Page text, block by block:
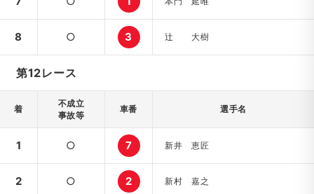
8 ○ 3 辻 大樹
第12レース
着
不成立
事故等
車番 選手名
1 ○ 7 新井 恵匠
2 ○ 2 新村 嘉之